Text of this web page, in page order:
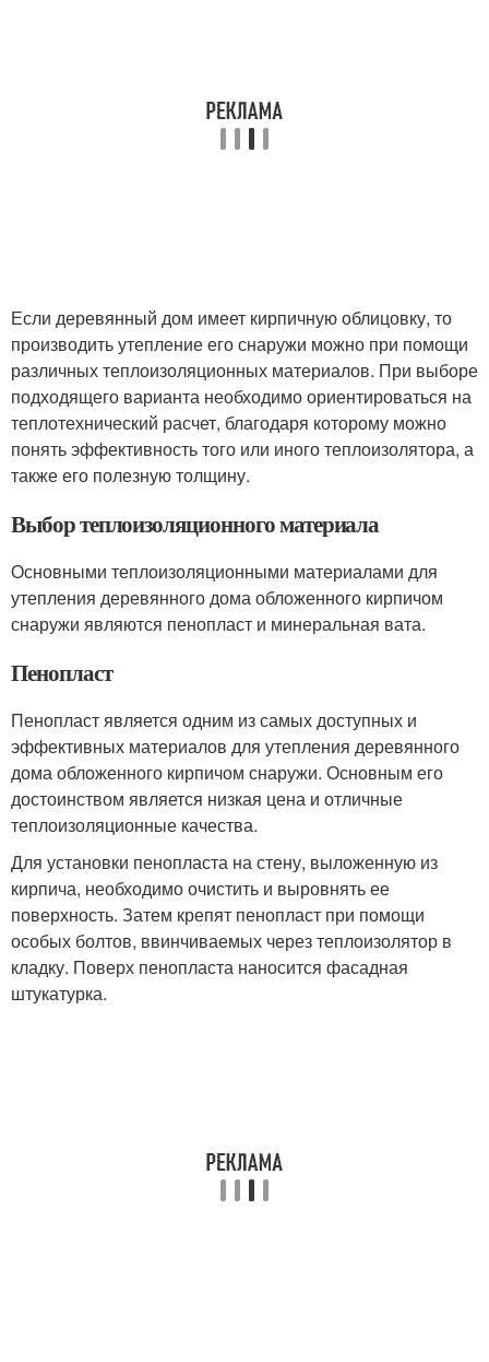
Если деревянный дом имеет кирпичную облицовку, то
производить утепление его снаружи можно при помощи
различных теплоизоляционных материалов. При выборе
подходящего варианта необходимо ориентироваться на
теплотехнический расчет, благодаря которому можно
понять эффективность того или иного теплоизолятора, а
также его полезную толщину.
Выбор теплоизоляционного материала
Основными теплоизоляционными материалами для
утепления деревянного дома обложенного кирпичом
снаружи являются пенопласт и минеральная вата.
Пенопласт
Пенопласт является одним из самых доступных и
эффективных материалов для утепления деревянного
дома обложенного кирпичом снаружи. Основным его
достоинством является низкая цена и отличные
теплоизоляционные качества.
Для установки пенопласта на стену, выложенную из
кирпича, необходимо очистить и выровнять ее
поверхность. Затем крепят пенопласт при помощи
особых болтов, ввинчиваемых через теплоизолятор в
кладку. Поверх пенопласта наносится фасадная
штукатурка.